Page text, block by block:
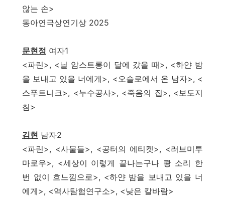
않는 손>
동아연극상연기상 2025
문현정 여자1
<파린>, <닐 암스트롱이 달에 갔을 때>, <하얀 밤
을 보내고 있을 너에게>, <오슬로에서 온 남자>, <
스푸트니크>, <누수공사>, <죽음의 집>, <보도지
침>
김현 남자2
<파린>, <사물들>, <공터의 에티켓>, <러브미투
마로우>, <세상이 이렇게 끝나는구나 쾅 소리 한
번 없이 흐느낌으로>, <하얀 밤을 보내고 있을 너
에게>, <역사탐험연구소>, <낮은 칼바람>